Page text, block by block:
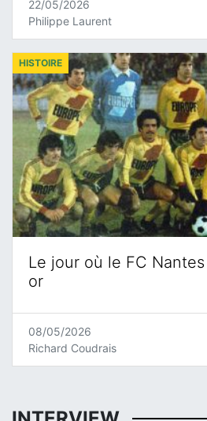
22/05/2026
Philippe Laurent
Le jour où le FC
or
HISTOIRE
08/05/2026
Richard Coudrais